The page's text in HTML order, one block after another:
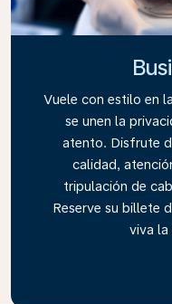
Vuele con estilo en
se unen la
atento. Disfrute
calidad,
tripulación de
Reserve su billete
viva la